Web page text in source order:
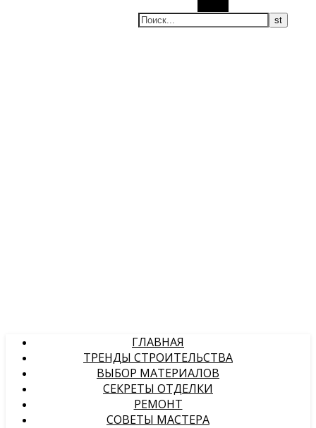
ГЛАВНАЯ
ТРЕНДЫ СТРОИТЕЛЬСТВА
ВЫБОР МАТЕРИАЛОВ
СЕКРЕТЫ ОТДЕЛКИ
РЕМОНТ
СОВЕТЫ МАСТЕРА